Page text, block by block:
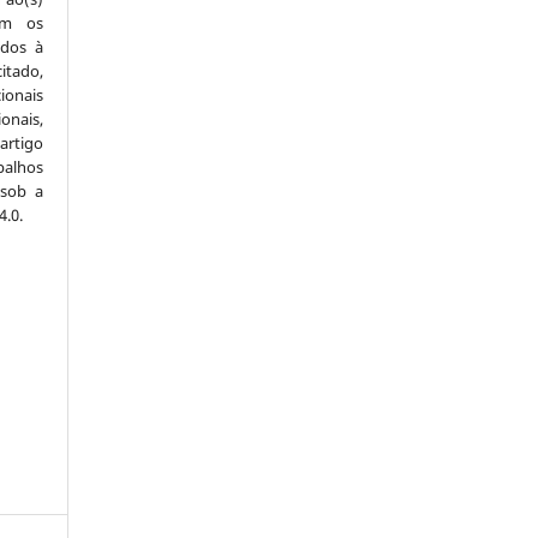
os
à
a